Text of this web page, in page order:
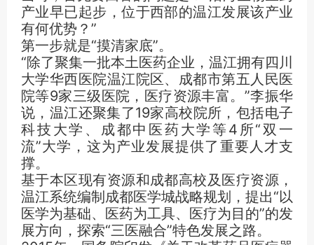
产业早已起步，位于西部的温江发展该产业
有何优势？”
第一步就是“摸清家底”。
“除了聚集一批本土医药企业，温江拥有四川
大学华西医院温江院区、成都市第五人民医
院等9家三级医院，医疗资源丰富。”李振华
说，温江还聚集了19家高校院所，包括电子
科技大学、成都中医药大学等4所“双一
流”大学，这为产业发展提供了重要人才支
撑。
基于本区现有资源和成都高校及医疗资源，
温江系统编制成都医学城战略规划，提出“以
医学为基础、医药为工具、医疗为目的”的发
展方向，探索“三医融合”特色发展之路。